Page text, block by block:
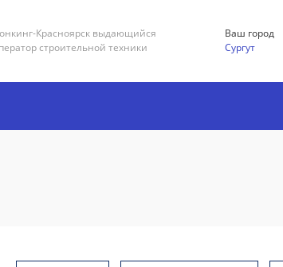
Красноярск выдающийся
строительной техники
Ваш город
Сургут